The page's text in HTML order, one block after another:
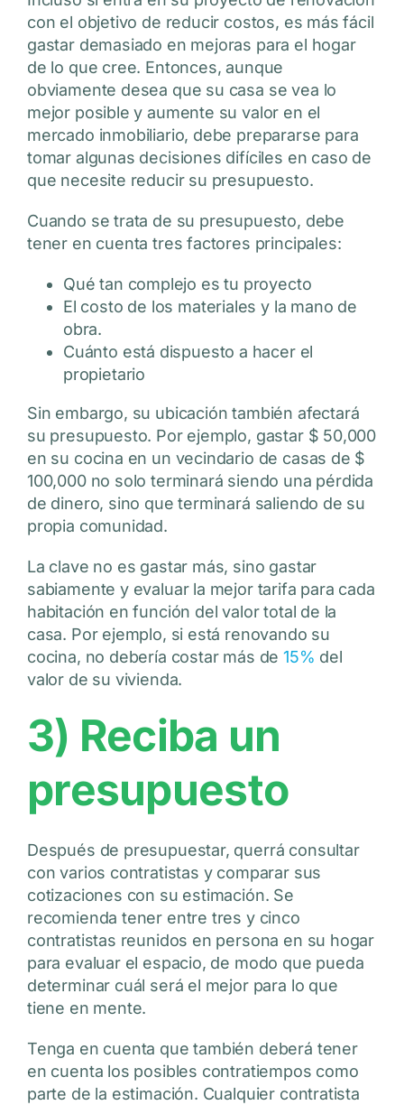
con el objetivo de reducir costos, es más fácil
gastar demasiado en mejoras para el hogar
de lo que cree. Entonces, aunque
obviamente desea que su casa se vea lo
mejor posible y aumente su valor en el
mercado inmobiliario, debe prepararse para
tomar algunas decisiones difíciles en caso de
que necesite reducir su presupuesto.
Cuando se trata de su presupuesto, debe
tener en cuenta tres factores principales:
Qué tan complejo es tu proyecto
El costo de los materiales y la mano de
obra.
Cuánto está dispuesto a hacer el
propietario
Sin embargo, su ubicación también afectará
su presupuesto. Por ejemplo, gastar $ 50,000
en su cocina en un vecindario de casas de $
100,000 no solo terminará siendo una pérdida
de dinero, sino que terminará saliendo de su
propia comunidad.
La clave no es gastar más, sino gastar
sabiamente y evaluar la mejor tarifa para cada
habitación en función del valor total de la
casa. Por ejemplo, si está renovando su
cocina, no debería costar más de15% del
valor de su vivienda.
3) Reciba un
presupuesto
Después de presupuestar, querrá consultar
con varios contratistas y comparar sus
cotizaciones con su estimación. Se
recomienda tener entre tres y cinco
contratistas reunidos en persona en su hogar
para evaluar el espacio, de modo que pueda
determinar cuál será el mejor para lo que
tiene en mente.
Tenga en cuenta que también deberá tener
en cuenta los posibles contratiempos como
parte de la estimación. Cualquier contratista